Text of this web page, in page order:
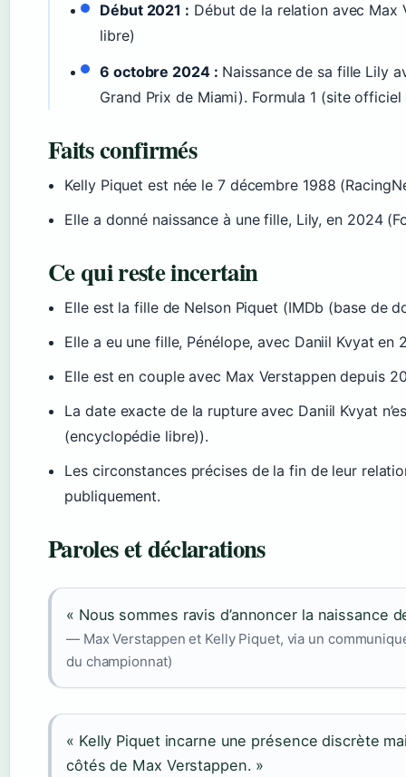
Début 2021 : Début de la relation avec Max
libre)
6 octobre 2024 : Naissance de sa fille Lily
Grand Prix de Miami). Formula 1 (site
Faits confirmés
Kelly Piquet est née le 7 décembre 1988
Elle a donné naissance à une fille, Lily, en 2024
Ce qui reste incertain
Elle est la fille de Nelson Piquet (IMDb (base de
Elle a eu une fille, Pénélope, avec Daniil Kvyat
Elle est en couple avec Max Verstappen depuis
La date exacte de la rupture avec Daniil Kvyat
(encyclopédie libre)).
Les circonstances précises de la fin de leur
publiquement.
Paroles et déclarations
« Nous sommes ravis d’annoncer la naissance
— Max Verstappen et Kelly Piquet, via un
du championnat)
« Kelly Piquet incarne une présence discrète
côtés de Max Verstappen. »